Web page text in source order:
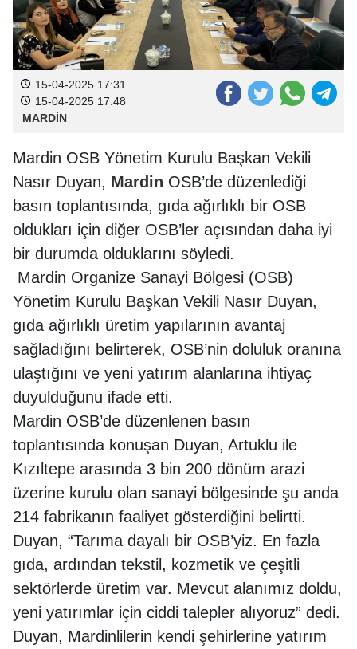
15-04-2025 17:31
15-04-2025 17:48
MARDİN
Mardin OSB Yönetim Kurulu Başkan Vekili
Nasır Duyan, Mardin OSB’de düzenlediği
basın toplantısında, gıda ağırlıklı bir OSB
oldukları için diğer OSB’ler açısından daha iyi
bir durumda olduklarını söyledi.
Mardin Organize Sanayi Bölgesi (OSB)
Yönetim Kurulu Başkan Vekili Nasır Duyan,
gıda ağırlıklı üretim yapılarının avantaj
sağladığını belirterek, OSB’nin doluluk oranına
ulaştığını ve yeni yatırım alanlarına ihtiyaç
duyulduğunu ifade etti.
Mardin OSB’de düzenlenen basın
toplantısında konuşan Duyan, Artuklu ile
Kızıltepe arasında 3 bin 200 dönüm arazi
üzerine kurulu olan sanayi bölgesinde şu anda
214 fabrikanın faaliyet gösterdiğini belirtti.
Duyan, “Tarıma dayalı bir OSB’yiz. En fazla
gıda, ardından tekstil, kozmetik ve çeşitli
sektörlerde üretim var. Mevcut alanımız doldu,
yeni yatırımlar için ciddi talepler alıyoruz” dedi.
Duyan, Mardinlilerin kendi şehirlerine yatırım